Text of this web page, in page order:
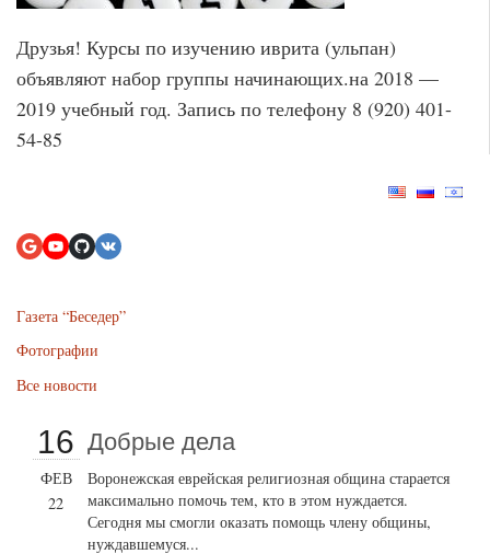
Друзья! Курсы по изучению иврита (ульпан)
объявляют набор группы начинающих.на 2018 —
2019 учебный год. Запись по телефону 8 (920) 401-
54-85
Газета “Беседер”
Фотографии
Все новости
16
ФЕВ
22
Добрые дела
Воронежская еврейская религиозная община старается
максимально помочь тем, кто в этом нуждается.
Сегодня мы смогли оказать помощь члену общины,
нуждавшемуся...